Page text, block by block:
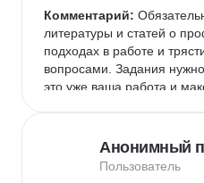
Комментарий:
литературы и статей о
подходах в работе и
вопросами. Задания
это уже ваша работа и
Анонимный
Пользователь